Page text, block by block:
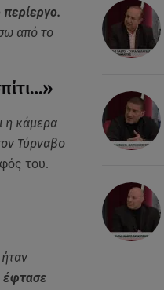
από το
η κάμερα
Τύρναβο
του.
έφτασε